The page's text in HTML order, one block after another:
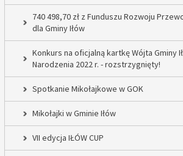
740 498,70 zł z Funduszu Rozwoju
dla Gminy Iłów
Konkurs na oficjalną kartkę Wójta Gminy
Narodzenia 2022 r. - rozstrzygnięty!
Spotkanie Mikołajkowe w GOK
Mikołajki w Gminie Iłów
VII edycja IŁÓW CUP